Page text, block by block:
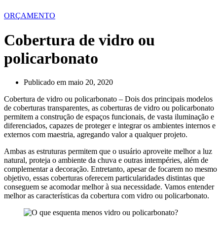
ORÇAMENTO
Cobertura de vidro ou
policarbonato
Publicado em maio 20, 2020
Cobertura de vidro ou policarbonato – Dois dos principais modelos
de coberturas transparentes, as coberturas de vidro ou policarbonato
permitem a construção de espaços funcionais, de vasta iluminação e
diferenciados, capazes de proteger e integrar os ambientes internos e
externos com maestria, agregando valor a qualquer projeto.
Ambas as estruturas permitem que o usuário aproveite melhor a luz
natural, proteja o ambiente da chuva e outras intempéries, além de
complementar a decoração. Entretanto, apesar de focarem no mesmo
objetivo, essas coberturas oferecem particularidades distintas que
conseguem se acomodar melhor à sua necessidade. Vamos entender
melhor as características da cobertura com vidro ou policarbonato.